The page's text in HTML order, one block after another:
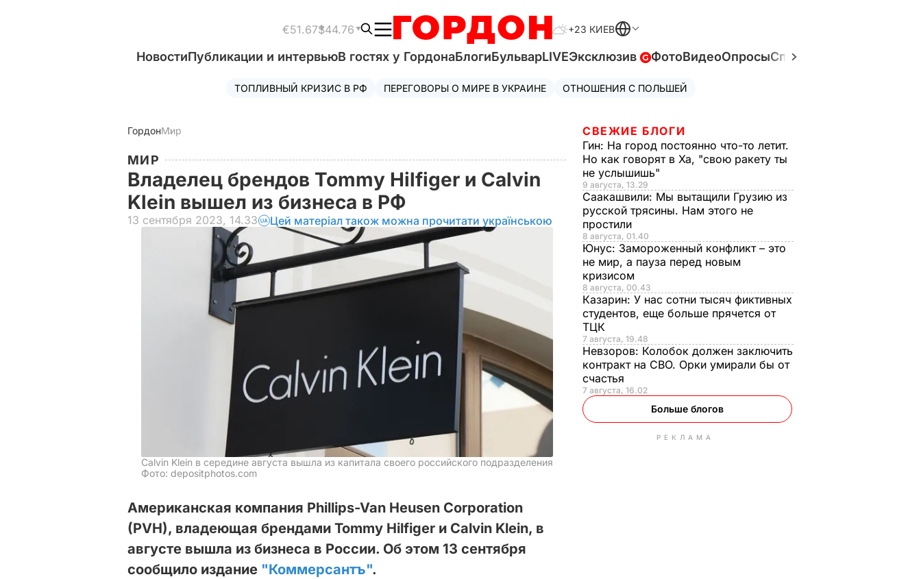
€51.67$44.76 +23 КИЕВ
НовостиПубликации и интервьюВ гостях у ГордонаБлогиБульварLIVEЭксклюзив ФотоВидеоОпросыСпецпроекты
ТОПЛИВНЫЙ КРИЗИС В РФ ПЕРЕГОВОРЫ О МИРЕ В УКРАИНЕ ОТНОШЕНИЯ С ПОЛЬШЕЙ
ГордонМир
МИР
Владелец брендов Tommy Hilfiger и Calvin
Klein вышел из бизнеса в РФ
13 сентября 2023, 14.33 Цей матеріал також можна прочитати українською
Calvin Klein в середине августа вышла из капитала своего российского подразделения
Фото: depositphotos.com
Американская компания Phillips-Van Heusen Corporation
(PVH), владеющая брендами Tommy Hilfiger и Calvin Klein, в
августе вышла из бизнеса в России. Об этом 13 сентября
сообщило издание "Коммерсантъ".
СВЕЖИЕ БЛОГИ
Гин: На город постоянно что-то летит.
Но как говорят в Ха, "свою ракету ты
не услышишь"
9 августа, 13.29
Саакашвили: Мы вытащили Грузию из
русской трясины. Нам этого не
простили
8 августа, 01.40
Юнус: Замороженный конфликт – это
не мир, а пауза перед новым
кризисом
8 августа, 00.43
Казарин: У нас сотни тысяч фиктивных
студентов, еще больше прячется от
ТЦК
7 августа, 19.48
Невзоров: Колобок должен заключить
контракт на СВО. Орки умирали бы от
счастья
7 августа, 16.02
Больше блогов
РЕКЛАМА